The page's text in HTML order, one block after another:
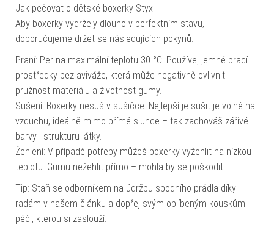
Jak pečovat o dětské boxerky Styx
Aby boxerky vydržely dlouho v perfektním stavu,
doporučujeme držet se následujících pokynů.
Praní: Per na maximální teplotu 30 °C. Používej jemné prací
prostředky bez aviváže, která může negativně ovlivnit
pružnost materiálu a životnost gumy.
Sušení: Boxerky nesuš v sušičce. Nejlepší je sušit je volně na
vzduchu, ideálně mimo přímé slunce – tak zachováš zářivé
barvy i strukturu látky.
Žehlení: V případě potřeby můžeš boxerky vyžehlit na nízkou
teplotu. Gumu nežehlit přímo – mohla by se poškodit.
Tip: Staň se odborníkem na údržbu spodního prádla díky
radám v našem článku a dopřej svým oblíbeným kouskům
péči, kterou si zaslouží.